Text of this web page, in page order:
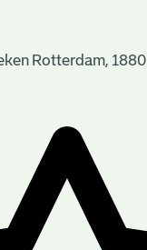
Rotterdam, 1880